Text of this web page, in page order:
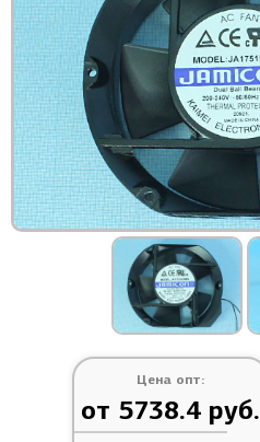
Цена опт:
от 5738.4 руб.